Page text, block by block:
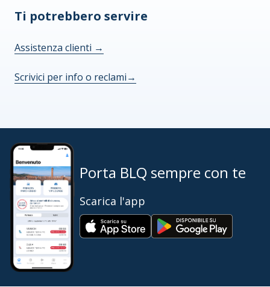
Ti potrebbero servire
Assistenza clienti →
Scrivici per info o reclami→
Porta BLQ sempre con te
Scarica l'app